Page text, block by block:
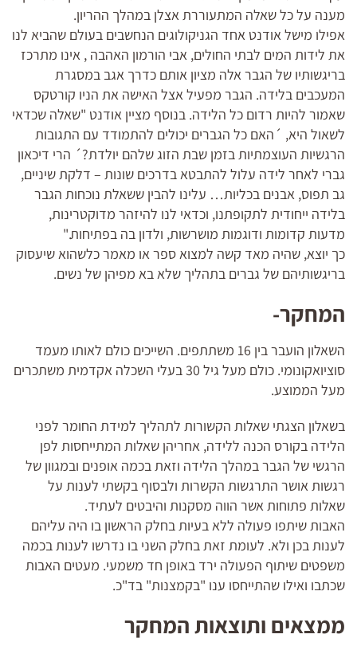
מענה על כל שאלה המתעוררת אצלן במהלך ההריון.
אפילו מישל אודנט אחד הגניקולוגים הנחשבים בעולם שהביא לנו
את לידות המים לבתי החולים, אבי הורמון האהבה , אינו מתרכז
בריגשותיו של הגבר אלה מציון אותם כדרך אגב במסגרת
המעכבים בלידה. הגבר מפעיל אצל האישה את הניו קורטקס
שאמור להיות רדום כל הלידה. בנוסף מציין אודנט "שאלה שכדאי
לשאול היא, ´האם כל הגברים יכולים להתמודד עם התגובות
הרגשיות העוצמתיות בזמן שבת הזוג שלהם יולדת?´ הרי דיכאון
גברי לאחר לידה עלול להתבטא בדרכים שונות – דלקת שיניים,
גב תפוס, אבנים בכליות… עלינו להבין ששאלת נוכחות הגבר
בלידה ייחודית לתקופתנו, וכדאי לנו להיזהר מדוקטרינות,
מדעות קדומות ודוגמות מושרשות, ולדון בה בפתיחות."
כך יוצא, שהיה מאד קשה למצוא ספר או מאמר כלשהוא שיעסוק
בריגשותיהם של גברים בתהליך שלא בא מפיהן של נשים.
המחקר-
השאלון הועבר בין 16 משתתפים. השייכים כולם לאותו מעמד
סוציואקונומי. כולם מעל גיל 30 בעלי השכלה אקדמית משתכרים
מעל הממוצע.
בשאלון הצגתי שאלות הקשורות לתהליך למידת החומר לפני
הלידה בקורס הכנה ללידה, אחריהן שאלות המתייחסות לפן
הרגשי של הגבר במהלך הלידה וזאת בכמה אופנים ובמגוון של
רגשות אושר התרגשות הקשרות ולבסוף בקשתי לענות על
שאלות פתוחות אשר הווה מסקנות והיבטים לעתיד.
האבות שיתפו פעולה ללא בעיות בחלק הראשון בו היה עליהם
לענות בכן ולא. לעומת זאת בחלק השני בו נדרשו לענות בכמה
משפטים שיתוף הפעולה ירד באופן חד משמעי. מעטים האבות
שכתבו ואילו שהתייחסו ענו "בקמצנות" בד"כ.
ממצאים ותוצאות המחקר